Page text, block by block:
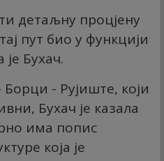
детаљну процјену
пут био у функцији
Бухач.
- Рујиште, који
Бухач је казала
има попис
која је